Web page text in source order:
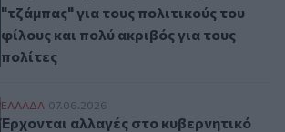
"τζάμπας" για τους πολιτικούς του
φίλους και πολύ ακριβός για τους
πολίτες
Έρχονται αλλαγές στο κυβερνητικό
ΕΛΛAΔΑ 07.06.2026
Έρχονται αλλαγές στο κυβερνητικό